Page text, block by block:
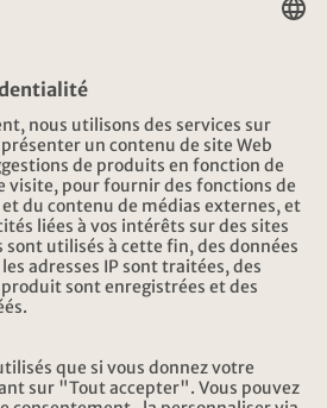
KONTIKI VOYAGES
LIENS